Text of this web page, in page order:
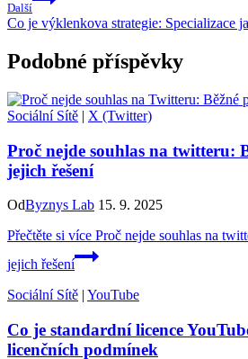
Další
Co je výklenkova strategie: Specializace
Podobné příspěvky
Sociální Sítě | X (Twitter)
Proč nejde souhlas na twitteru:
jejich řešení
OdByznys Lab 15. 9. 2025
Přečtěte si více Proč nejde souhlas na
jejich řešení
Sociální Sítě | YouTube
Co je standardní licence
licenčních podmínek